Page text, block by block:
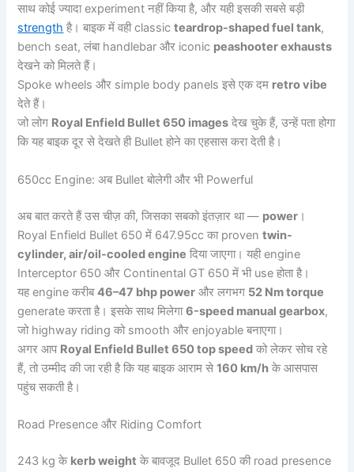
साथ कोई ज्यादा experiment नहीं किया है, और यही इसकी सबसे बड़ी
strength है। बाइक में वही classicteardrop-shaped fuel tank,
bench seat, लंबा handlebar और iconic peashooter exhausts
देखने को मिलते हैं।
Spoke wheels और simple body panels इसे एक दम retro vibe
देते हैं।
जो लोग Royal Enfield Bullet 650 images देख चुके हैं, उन्हें पता होगा
कि यह बाइक दूर से देखते ही Bullet होने का एहसास करा देती है।
650cc Engine: अब Bullet बोलेगी और भी Powerful
अब बात करते हैं उस चीज़ की, जिसका सबको इंतज़ार था — power ।
Royal Enfield Bullet 650 में 647.95cc का proventwin-
cylinder, air/oil-cooled engine दिया जाएगा। यही engine
Interceptor 650 और Continental GT 650 में भी use होता है।
यह engine करीब46–47 bhp power और लगभग 52 Nm torque
generate करता है। इसके साथ मिलेगा6-speed manual gearbox,
जो highway riding को smooth और enjoyable बनाएगा।
अगर आप Royal Enfield Bullet 650 top speed को लेकर सोच रहे
हैं, तो उम्मीद की जा रही है कि यह बाइक आराम से160 km/h के आसपास
पहुंच सकती है।
Road Presence और Riding Comfort
243 kg के kerb weight के बावजूद Bullet 650 की road presence